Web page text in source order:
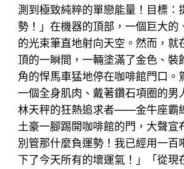
測到極致純粹的單戀能量！目標：
勢！」在機器的頂部，一個巨大的
的光束筆直地射向天空。然而，就
頂的一瞬間，一輛塗滿了金色、裝
角的悍馬車猛地停在咖啡館門口。
一個全身肌肉、戴著鑽石項圈的男
林天秤的狂熱追求者——金牛座霸
土豪一腳踢開咖啡館的門，大聲宣
別管那什麼負運勢！我已經用一百
下了今天所有的壞運氣！」「從現